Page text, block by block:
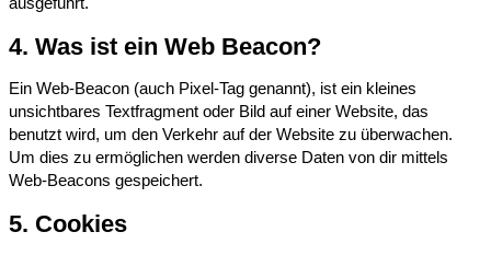
4. Was ist ein Web Beacon?
Ein Web-Beacon (auch Pixel-Tag genannt), ist ein kleines
unsichtbares Textfragment oder Bild auf einer Website, das
benutzt wird, um den Verkehr auf der Website zu überwachen.
Um dies zu ermöglichen werden diverse Daten von dir mittels
Web-Beacons gespeichert.
5. Cookies